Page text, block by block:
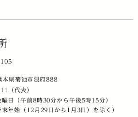
県菊池市隈府888
（代表）
日（午前8時30分から午後5時15分）
末年始（12月29日から1月3日）を除く）